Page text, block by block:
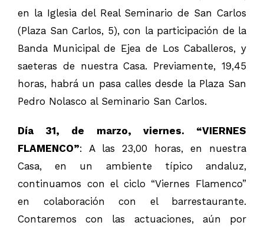
en la Iglesia del Real Seminario de San Carlos
(Plaza San Carlos, 5), con la participación de la
Banda Municipal de Ejea de Los Caballeros, y
saeteras de nuestra Casa. Previamente, 19,45
horas, habrá un pasa calles desde la Plaza San
Pedro Nolasco al Seminario San Carlos.
Día 31, de marzo, viernes. “VIERNES
FLAMENCO”: A las 23,00 horas, en nuestra
Casa, en un ambiente típico andaluz,
continuamos con el ciclo “Viernes Flamenco”
en colaboración con el barrestaurante.
Contaremos con las actuaciones, aún por